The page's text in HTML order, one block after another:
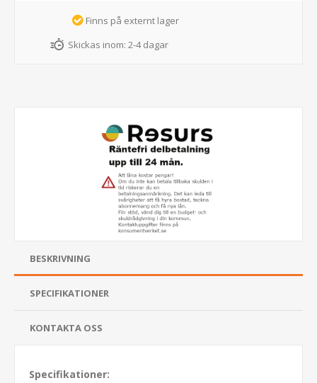
Finns på externt lager
Skickas inom: 2-4 dagar
BESKRIVNING
SPECIFIKATIONER
KONTAKTA OSS
Specifikationer: